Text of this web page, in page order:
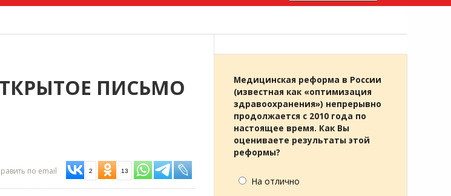
ПИСЬМО
по email 2 13
Медицинская реформа в России
(известная как «оптимизация
здравоохранения») непрерывно
продолжается с 2010 года по
настоящее время. Как Вы
оцениваете результаты этой
реформы?
На отлично